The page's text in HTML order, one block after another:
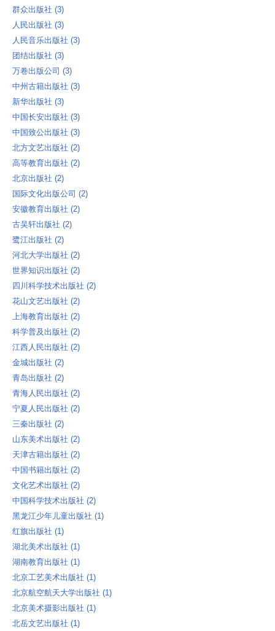
群众出版社 ‎(3)
人民出版社 ‎(3)
人民音乐出版社 ‎(3)
团结出版社 ‎(3)
万卷出版公司 ‎(3)
中州古籍出版社 ‎(3)
新华出版社 ‎(3)
中国长安出版社 ‎(3)
中国致公出版社 ‎(3)
北方文艺出版社 ‎(2)
高等教育出版社 ‎(2)
北京出版社 ‎(2)
国际文化出版公司 ‎(2)
安徽教育出版社 ‎(2)
古吴轩出版社 ‎(2)
鹭江出版社 ‎(2)
河北大学出版社 ‎(2)
世界知识出版社 ‎(2)
四川科学技术出版社 ‎(2)
花山文艺出版社 ‎(2)
上海教育出版社 ‎(2)
科学普及出版社 ‎(2)
江西人民出版社 ‎(2)
金城出版社 ‎(2)
青岛出版社 ‎(2)
青海人民出版社 ‎(2)
宁夏人民出版社 ‎(2)
三秦出版社 ‎(2)
山东美术出版社 ‎(2)
天津古籍出版社 ‎(2)
中国书籍出版社 ‎(2)
文化艺术出版社 ‎(2)
中国科学技术出版社 ‎(2)
黑龙江少年儿童出版社 ‎(1)
红旗出版社 ‎(1)
湖北美术出版社 ‎(1)
湖南教育出版社 ‎(1)
北京工艺美术出版社 ‎(1)
北京航空航天大学出版社 ‎(1)
北京美术摄影出版社 ‎(1)
北岳文艺出版社 ‎(1)